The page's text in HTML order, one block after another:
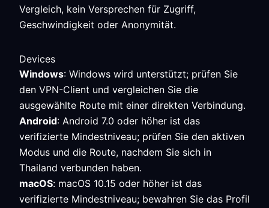
Vergleich, kein Versprechen für Zugriff,
Geschwindigkeit oder Anonymität.
Devices
Windows: Windows wird unterstützt; prüfen Sie
den VPN-Client und vergleichen Sie die
ausgewählte Route mit einer direkten Verbindung.
Android: Android 7.0 oder höher ist das
verifizierte Mindestniveau; prüfen Sie den aktiven
Modus und die Route, nachdem Sie sich in
Thailand verbunden haben.
macOS: macOS 10.15 oder höher ist das
verifizierte Mindestniveau; bewahren Sie das Profil